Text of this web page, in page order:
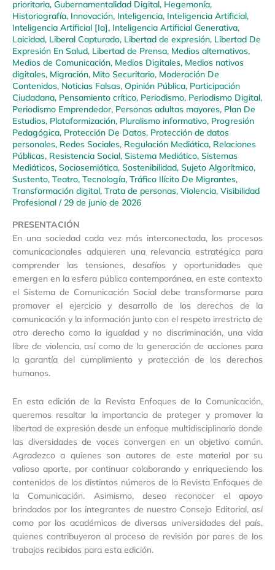
prioritaria, Gubernamentalidad Digital, Hegemonía,
Historiografía, Innovación, Inteligencia, Inteligencia Artificial,
Inteligencia Artificial [Ia], Inteligencia Artificial Generativa,
Laicidad, Liberal Capturado, Libertad de expresión, Libertad De
Expresión En Salud, Libertad de Prensa, Medios alternativos,
Medios de Comunicación, Medios Digitales, Medios nativos
digitales, Migración, Mito Securitario, Moderación De
Contenidos, Noticias Falsas, Opinión Pública, Participación
Ciudadana, Pensamiento crítico, Periodismo, Periodismo Digital,
Periodismo Emprendedor, Personas adultas mayores, Plan De
Estudios, Plataformización, Pluralismo informativo, Progresión
Pedagógica, Protección De Datos, Protección de datos
personales, Redes Sociales, Regulación Mediática, Relaciones
Públicas, Resistencia Social, Sistema Mediático, Sistemas
Mediáticos, Sociosemiótica, Sostenibilidad, Sujeto Algorítmico,
Sustento, Teatro, Tecnología, Tráfico Ilícito De Migrantes,
Transformación digital, Trata de personas, Violencia, Visibilidad
Profesional / 29 de junio de 2026
PRESENTACIÓN
En una sociedad cada vez más interconectada, los procesos
comunicacionales adquieren una relevancia estratégica para
comprender las tensiones, desafíos y oportunidades que
emergen en la esfera pública contemporánea, en este contexto
el Sistema de Comunicación Social debe transformarse para
promover el ejercicio y desarrollo de los derechos de la
comunicación y la información junto con el respeto irrestricto de
otro derecho como la igualdad y no discriminación, una vida
libre de violencia, así como de la generación de acciones para
la garantía del cumplimiento y protección de los derechos
humanos.
En esta edición de la Revista Enfoques de la Comunicación,
queremos resaltar la importancia de proteger y promover la
libertad de expresión desde un enfoque multidisciplinario donde
las diversidades de voces convergen en un objetivo común.
Agradezco a quienes son autores de este material por su
valioso aporte, por continuar colaborando y enriqueciendo los
contenidos de los distintos números de la Revista Enfoques de
la Comunicación. Asimismo, deseo reconocer el apoyo
brindados por los integrantes de nuestro Consejo Editorial, así
como por los académicos de diversas universidades del país,
quienes contribuyeron al proceso de revisión por pares de los
trabajos recibidos para esta edición.